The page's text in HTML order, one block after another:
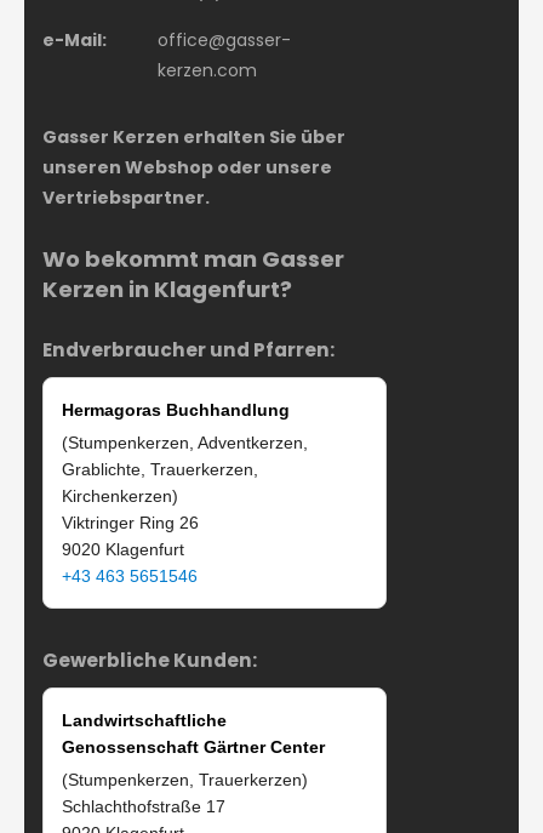
e-Mail:
office@gasser-
kerzen.com
Gasser Kerzen erhalten Sie über
unseren Webshop oder unsere
Vertriebspartner.
Wo bekommt man Gasser
Kerzen in Klagenfurt?
Endverbraucher und Pfarren:
Hermagoras Buchhandlung
(Stumpenkerzen, Adventkerzen,
Grablichte, Trauerkerzen,
Kirchenkerzen)
Viktringer Ring 26
9020 Klagenfurt
+43 463 5651546
Gewerbliche Kunden:
Landwirtschaftliche
Genossenschaft Gärtner Center
(Stumpenkerzen, Trauerkerzen)
Schlachthofstraße 17